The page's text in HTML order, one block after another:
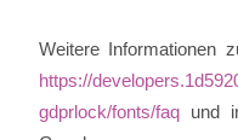
Weitere Informationen
https://
gdprlock/fonts/faq und